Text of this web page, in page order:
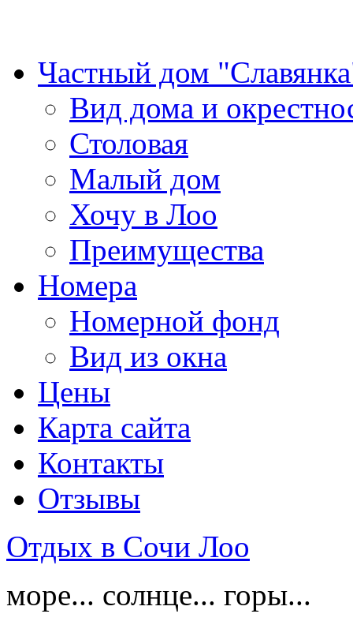
Частный дом
Вид дома и
Столовая
Малый дом
Хочу в Лоо
Преимущества
Номера
Номерной фонд
Вид из окна
Цены
Карта сайта
Контакты
Отзывы
Отдых в Сочи Лоо
море... солнце... горы...